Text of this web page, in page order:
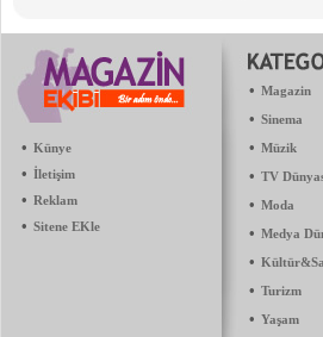
• Künye
• İletişim
• Reklam
• Sitene EKle
• Magazin
• Sinema
• Müzik
• TV
• Moda
• Medya
•
• Turizm
• Yaşam